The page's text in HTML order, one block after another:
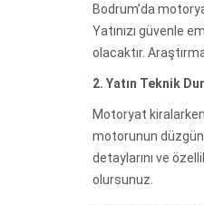
Bodrum’da
Yatınızı güvenle
olacaktır.
2. Yatın Teknik
Motoryat
motorunun düzgün
detaylarını ve
olursunuz.